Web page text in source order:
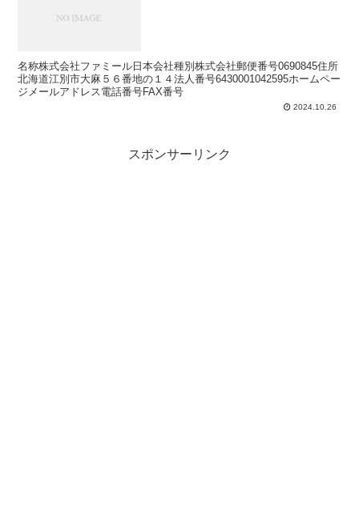
名称株式会社ファミール日本会社種別株式会社郵便番号0690845住所
北海道江別市大麻５６番地の１４法人番号6430001042595ホームペー
ジメールアドレス電話番号FAX番号
2024.10.26
スポンサーリンク